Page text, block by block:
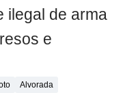
ilegal de arma
e
Alvorada